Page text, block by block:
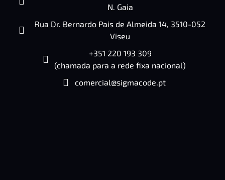
N. Gaia
Rua Dr. Bernardo Pais de Almeida 14, 3510-052
Viseu
+351 220 193 309
(chamada para a rede fixa nacional)
comercial@sigmacode.pt